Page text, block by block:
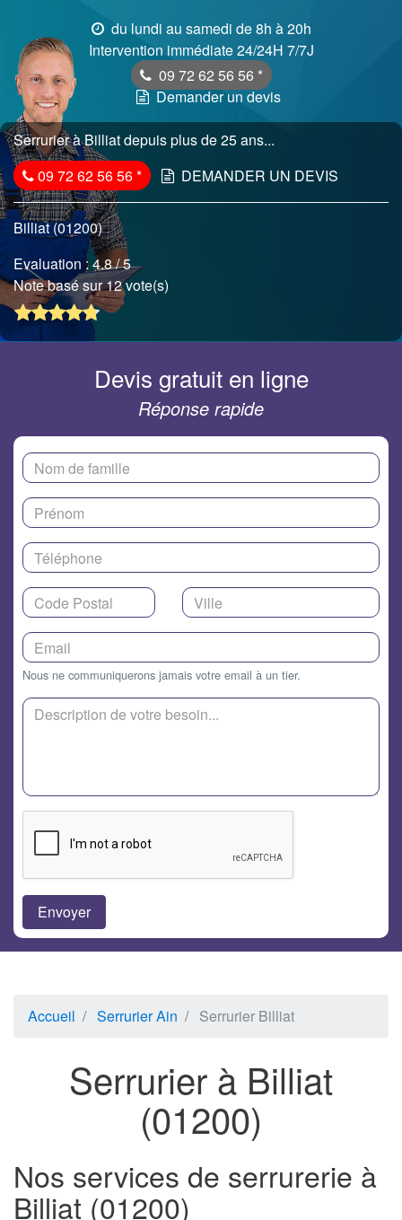
du lundi au samedi de 8h à 20h
Intervention immédiate 24/24H 7/7J
09 72 62 56 56 *
Demander un devis
Serrurier à Billiat depuis plus de 25 ans...
09 72 62 56 56* DEMANDER UN DEVIS
Billiat (01200)
Evaluation :4.8/ 5
Note basé sur 12 vote(s)
Devis gratuit en ligne
Réponse rapide
Nous ne communiquerons jamais votre email à un tier.
Accueil Serrurier Ain Serrurier Billiat
Serrurier à Billiat
(01200)
Nos services de serrurerie à
Billiat (01200)